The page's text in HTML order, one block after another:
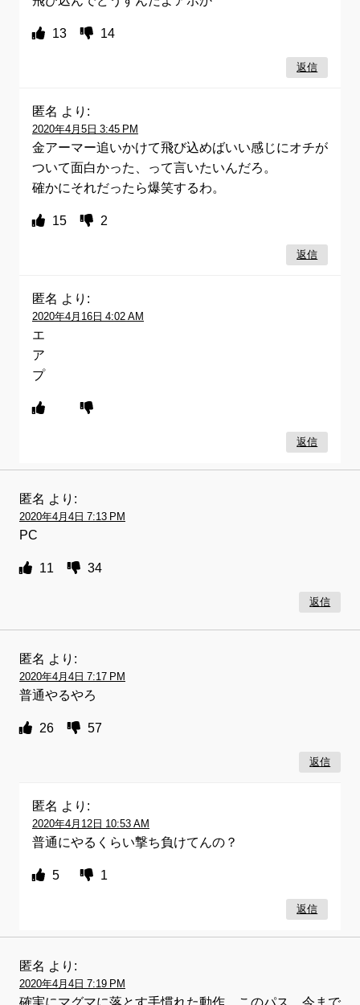
13 14
返信
匿名 より:
2020年4月5日 3:45 PM
金アーマー追いかけて飛び込めばいい感じにオチが
ついて面白かった、って言いたいんだろ。
確かにそれだったら爆笑するわ。
15 2
返信
匿名 より:
2020年4月16日 4:02 AM
エ
ア
プ
返信
匿名 より:
2020年4月4日 7:13 PM
PC
11 34
返信
匿名 より:
2020年4月4日 7:17 PM
普通やるやろ
26 57
返信
匿名 より:
2020年4月12日 10:53 AM
普通にやるくらい撃ち負けてんの？
5 1
返信
匿名 より:
2020年4月4日 7:19 PM
確実にマグマに落とす手慣れた動作、このパス、今まで